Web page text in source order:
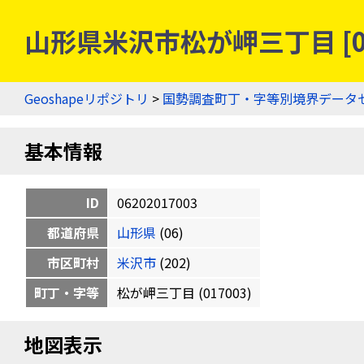
山形県米沢市松が岬三丁目
Geoshapeリポジトリ > 国勢調査町丁・字等別境界データ
基本情報
ID
06202017003
都道府県
山形県 (06)
市区町村
米沢市 (202)
町丁・字等
松が岬三丁目 (017003)
地図表示